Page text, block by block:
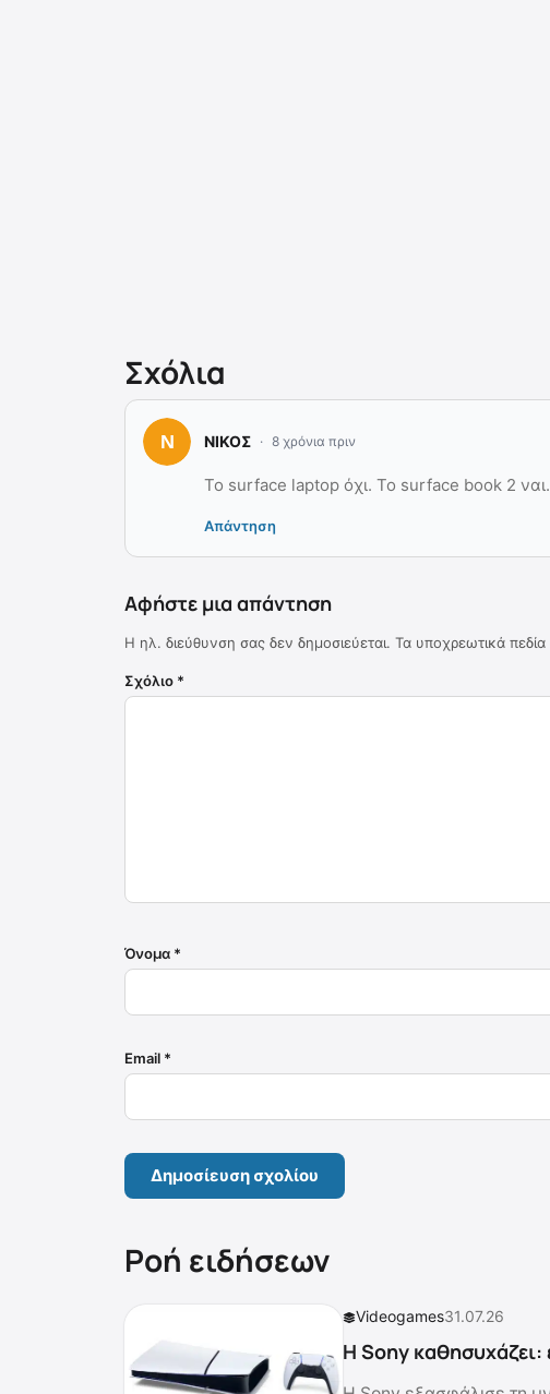
Σχόλια
ΝΙΚΟΣ 8 χρόνια πριν
To surface laptop όχι. Το surface book 2 ναι.
Απάντηση
Αφήστε μια απάντηση
Η ηλ. διεύθυνση σας δεν δημοσιεύεται. Τα υποχρεωτικά
Σχόλιο *
Όνομα *
Email *
Ροή ειδήσεων
Videogames31.07.26
Η Sony καθησυχάζει: